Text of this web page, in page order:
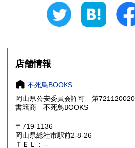
1,300円 富
愛知県 1,200円 三
大阪府 1,100円
店舗情報
不死鳥BOOKS
岡山県公安委員会許可 第
書籍商 不死鳥BOOKS
〒719-1136
岡山県総社市駅前2-8-26
ＴＥＬ：--